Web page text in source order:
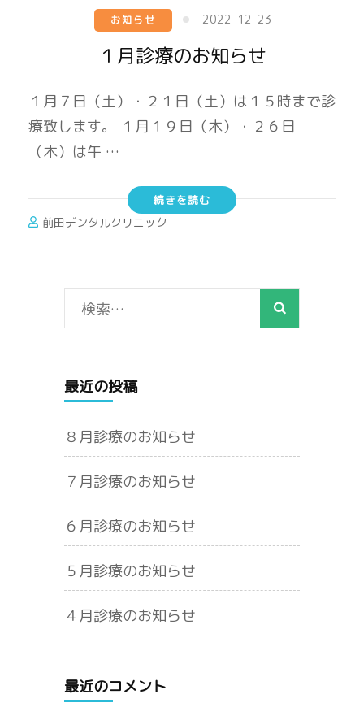
お知らせ 2022-12-23
１月診療のお知らせ
１月７日（土）・２１日（土）は１５時まで診
療致します。 １月１９日（木）・２６日
（木）は午 …
続きを読む
前田デンタルクリニック
検
索:
最近の投稿
８月診療のお知らせ
７月診療のお知らせ
６月診療のお知らせ
５月診療のお知らせ
４月診療のお知らせ
最近のコメント